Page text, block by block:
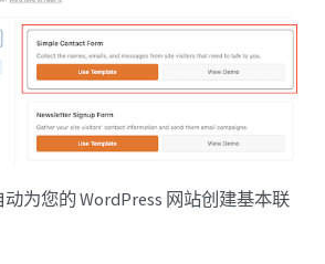
动为您的 WordPress 网站创建基本联